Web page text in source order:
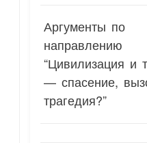
Аргументы по
направлению
“Цивилизация и
— спасение,
трагедия?”